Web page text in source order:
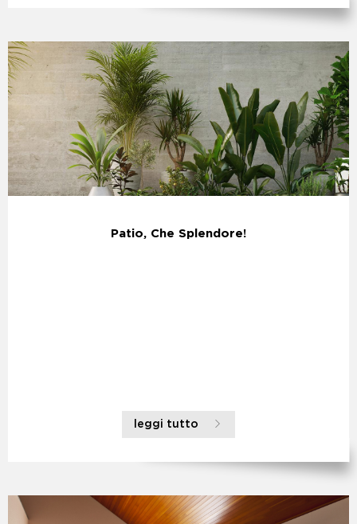
Patio, Che Splendore!
leggi tutto